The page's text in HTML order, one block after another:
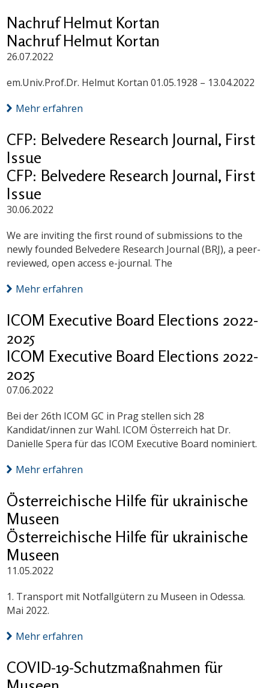
Nachruf Helmut Kortan
Nachruf Helmut Kortan
26.07.2022
em.Univ.Prof.Dr. Helmut Kortan 01.05.1928 – 13.04.2022
Mehr erfahren
CFP: Belvedere Research Journal, First
Issue
CFP: Belvedere Research Journal, First
Issue
30.06.2022
We are inviting the first round of submissions to the
newly founded Belvedere Research Journal (BRJ), a peer-
reviewed, open access e-journal. The
Mehr erfahren
ICOM Executive Board Elections 2022-
2025
ICOM Executive Board Elections 2022-
2025
07.06.2022
Bei der 26th ICOM GC in Prag stellen sich 28
Kandidat/innen zur Wahl. ICOM Österreich hat Dr.
Danielle Spera für das ICOM Executive Board nominiert.
Mehr erfahren
Österreichische Hilfe für ukrainische
Museen
Österreichische Hilfe für ukrainische
Museen
11.05.2022
1. Transport mit Notfallgütern zu Museen in Odessa.
Mai 2022.
Mehr erfahren
COVID-19-Schutzmaßnahmen für